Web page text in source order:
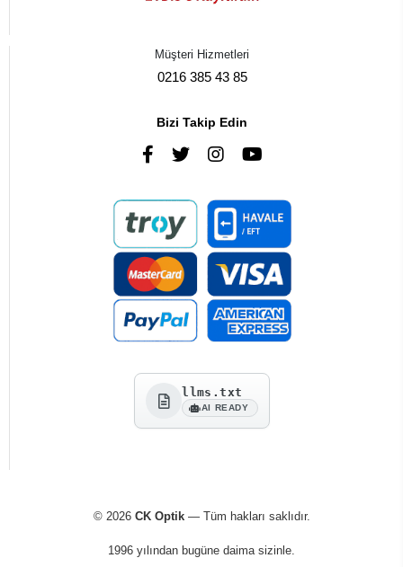
Müşteri Hizmetleri
0216 385 43 85
Bizi Takip Edin
llms.txt
AI READY
© 2026 CK Optik— Tüm hakları saklıdır.
1996 yılından bugüne daima sizinle.